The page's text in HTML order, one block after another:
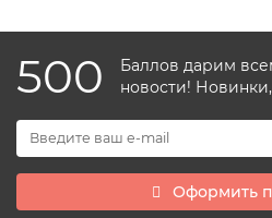
500
Баллов дарим
новости!
Оформить